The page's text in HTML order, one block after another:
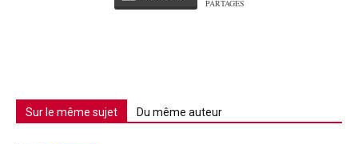
PARTAGES
Sur le même sujet Du même auteur